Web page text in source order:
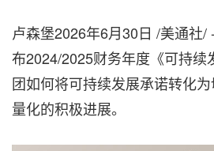
卢森堡2026年6月30日 /美通社/
布2024/2025财务年度 《可持
团如何将可持续发展承诺转化
量化的积极进展。